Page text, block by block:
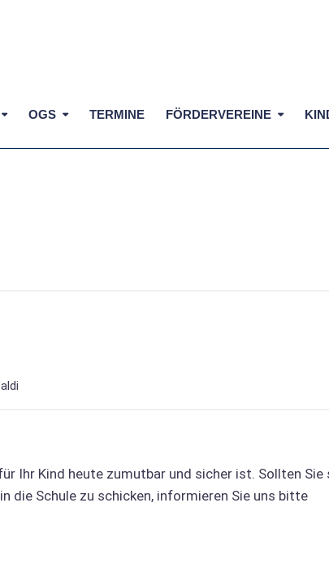
OGS TERMINE FÖRDERVEREINE
Ihr Kind heute zumutbar und sicher ist. Sollten Sie
die Schule zu schicken, informieren Sie uns bitte